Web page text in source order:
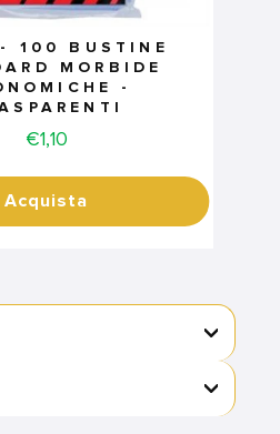
100 BUSTINE
MORBIDE
-
Price
€1,10
Acquista